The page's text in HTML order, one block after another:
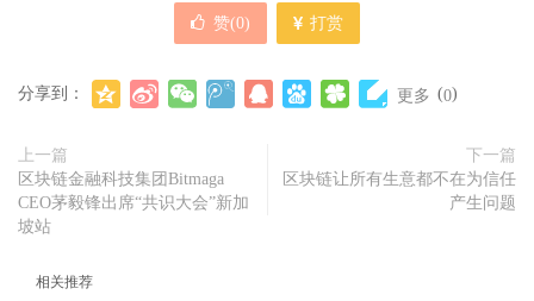
赞(0) 打赏
分享到： 更多 (0)
上一篇
区块链金融科技集团Bitmaga
CEO茅毅锋出席“共识大会”新加
坡站
下一篇
区块链让所有生意都不在为信任
产生问题
相关推荐